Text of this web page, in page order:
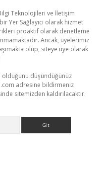
Teknolojileri ve İletişim
Yer Sağlayıcı olarak hizmet
proaktif olarak denetleme
Ancak, üyelerimiz
olup, siteye üye olarak
olduğunu düşündüğünüz
adresine bildirmeniz
sitemizden kaldırılacaktır.